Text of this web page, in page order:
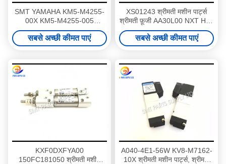
SMT YAMAHA KM5-M4255-
00X KM5-M4255-005
996500009084 YV100II
YV100X YV100XG CF कार्ड
सबसे अच्छी कीमत पाएं
XS01243 श्रीमती मशीन पार्ट्स
श्रीमती फ़ूजी AA30L00 NXT H12
Z0 टच सेंसर
सबसे अच्छी कीमत पाएं
KXF0DXFYA00
150FC181050 श्रीमती मशीन
A040-4E1-56W KV8-M7162-
10X श्रीमती मशीन पार्ट्स, श्रीमती